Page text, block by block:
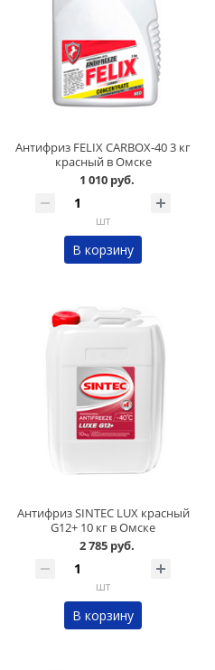
Антифриз FELIX CARBOX-40 3 кг
красный в Омске
1 010 руб.
шт
В корзину
Антифриз SINTEC LUX красный
G12+ 10 кг в Омске
2 785 руб.
шт
В корзину